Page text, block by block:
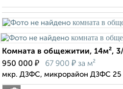
Комната в общежитии, 14м²,
950 000 ₽ 67 900 ₽ за м²
мкр. ДЗФС, микрорайон ДЗФС 25